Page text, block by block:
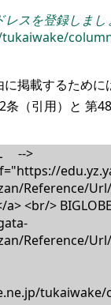
レスを登録しまし
掲載するため
（引用）と 第
-->
Reference/
a> <br/>
Reference/